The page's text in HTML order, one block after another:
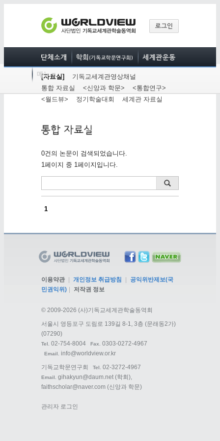
[자료실]
기독교세계관영상채널
통합 자료실
<신앙과 학문>
<통합연구>
<월드뷰>
정기학술대회 세계관 자료실
0건의 논문이 검색되었습니다.
1페이지 중 1페이지입니다.
1
이용약관 개인정보 취급방침
공익위반제보(국
민권익위)
저작권 정보
© 2009-2026 (사)기독교세계관학술동역회
서울시 영등포구 도림로 139길 8-1, 3층 (문래동2가)
(07290)
Tel. 02-754-8004 Fax. 0303-0272-4967
Email.
info@worldview.or.kr
기독교학문연구회
Tel. 02-3272-4967
Email. gihakyun@daum.net (학회),
faithscholar@naver.com (신앙과 학문)
관리자 로그인